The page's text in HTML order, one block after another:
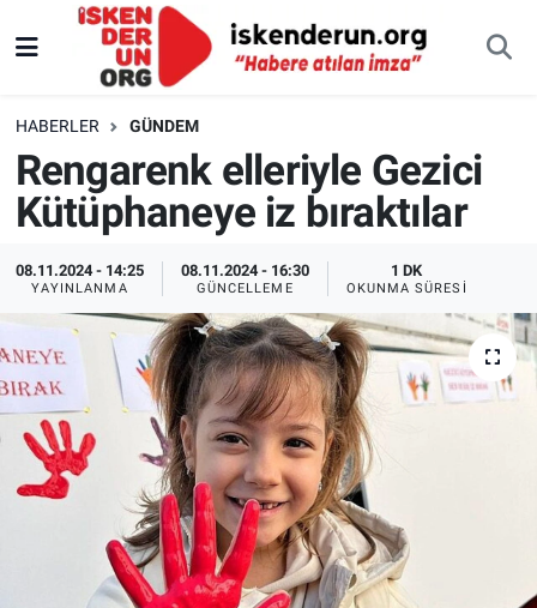
HABERLER GÜNDEM
Rengarenk elleriyle Gezici
Kütüphaneye iz bıraktılar
08.11.2024 - 14:25
YAYINLANMA
08.11.2024 - 16:30
GÜNCELLEME
1 DK
OKUNMA SÜRESI